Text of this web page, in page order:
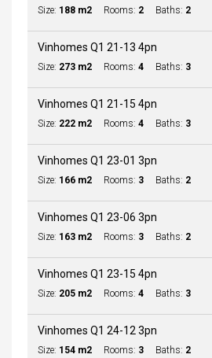
Size: 188 m2 Rooms: 2 Baths: 2
Vinhomes Q1 21-13 4pn
Size: 273 m2 Rooms: 4 Baths: 3
Vinhomes Q1 21-15 4pn
Size: 222 m2 Rooms: 4 Baths: 3
Vinhomes Q1 23-01 3pn
Size: 166 m2 Rooms: 3 Baths: 2
Vinhomes Q1 23-06 3pn
Size: 163 m2 Rooms: 3 Baths: 2
Vinhomes Q1 23-15 4pn
Size: 205 m2 Rooms: 4 Baths: 3
Vinhomes Q1 24-12 3pn
Size: 154 m2 Rooms: 3 Baths: 2